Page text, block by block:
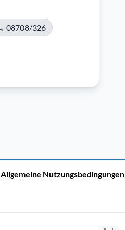
08708/326
Allgemeine Nutzungsbedingungen